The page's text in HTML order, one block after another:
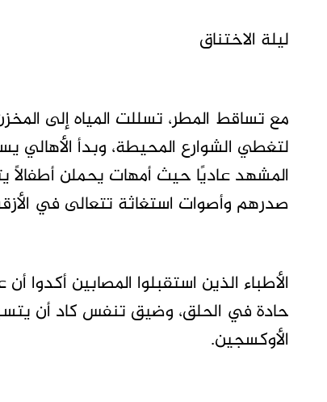
ليلة الاختناق
مع تساقط المطر، تسللت المياه إلى
لتغطي الشوارع المحيطة، وبدأ الأهالي
المشهد عاديًا حيث أمهات يحملن
صدرهم وأصوات استغاثة تتعالى في
الأطباء الذين استقبلوا المصابين
حادة في الحلق، وضيق تنفس كاد أن
الأوكسجين.